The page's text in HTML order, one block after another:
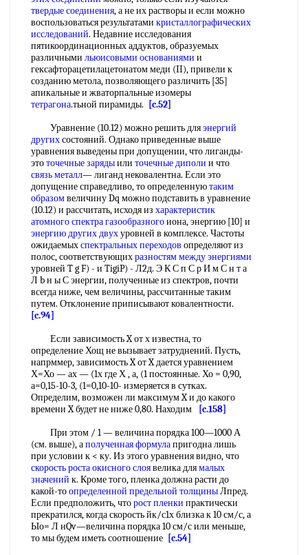
твердые соединения, а не их растворы и если можно
воспользоваться результатами кристаллографических
исследований. Недавние исследования
пятикоординационных аддуктов, образуемых
различными льюисовыми основаниями и
гексафторацетилацетонатом меди (II), привели к
созданию метола, позволяющего различить [35]
апикальные и жваторпальные изомеры
тетрагона.тьной пирамиды.
[c.52]
Уравнение (10.12) можно решить дляэнергий
другихсостояний. Однако приведенные выше
уравнения выведены при допущении, что лиганды-
этоточечные зарядыили точечные диполи и что
связь металл— лиганд нековалентна. Если это
допущение справедливо, то определеннуютаким
образомвеличину Dq можно подставить в уравнение
(10.12) и рассчитать, исходя из характеристик
атомногоспектра газообразногоиона, энергию [10] и
энергию другихдвухуровней в комплексе. Частоты
ожидаемыхспектральных переходов определяют из
полос, соответствующихразностям между энергиями
уровней T g F) - и TigiP) - Л2д. Э К С п С р И м С н т а
Л b н ы С энергии, полученные из спектров, почти
всегда ниже, чем величины, рассчитанные таким
путем. Отклонение приписывают ковалентности.
[c.94]
Если зависимость X от х известна, то
определение Хощ не вызывает затруднений. Пусть,
напрммер, зависимость X от X дается уравнением
Х=Хо — ах — (1х где Х , а, (1 постоянные. Хо = 0,90,
а=0,15-10-3, (1=0,10-10- измеряется в сутках.
Определим, возможен ли максимум X и до какого
времени X будет не ниже 0,80. Находим
[c.158]
При этом / 1 — величина порядка 100—1000 А
(см. выше), аполученная формулапригодна лишь
при условии к < ку. Из этого уравнения видно, что
скорость ростаокисного слоявелика длямалых
значений к. Кроме того, пленка должна расти до
какой-тоопределенной предельной толщиныЛпред.
Если предположить, чторост пленки практически
прекратился, когда скорость йк/с1х близка к 10 см/с, а
Ыо= Л нQv—величина порядка 10 см/с или меньше,
то мы будем иметь соотношение [c.54]